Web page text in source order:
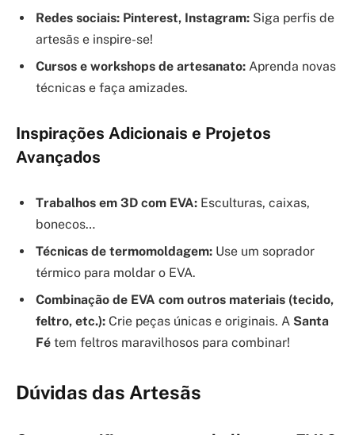
Redes sociais: Pinterest, Instagram: Siga perfis de
artesãs e inspire-se!
Cursos e workshops de artesanato: Aprenda novas
técnicas e faça amizades.
Inspirações Adicionais e Projetos
Avançados
Trabalhos em 3D com EVA: Esculturas, caixas,
bonecos…
Técnicas de termomoldagem: Use um soprador
térmico para moldar o EVA.
Combinação de EVA com outros materiais (tecido,
feltro, etc.): Crie peças únicas e originais. A Santa
Fé tem feltros maravilhosos para combinar!
Dúvidas das Artesãs